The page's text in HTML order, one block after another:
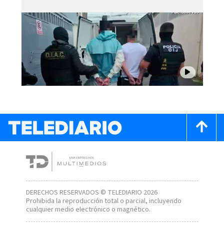
DERECHOS RESERVADOS © TELEDIARIO 2026
Prohibida la reproducción total o parcial, incluyendo
cualquier medio electrónico o magnético.